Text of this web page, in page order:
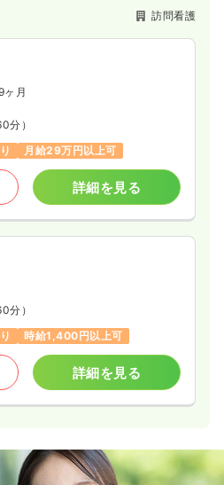
訪問看護
ヶ月
分）
月給29万円以上可
詳細を見る
分）
時給1,400円以上可
詳細を見る